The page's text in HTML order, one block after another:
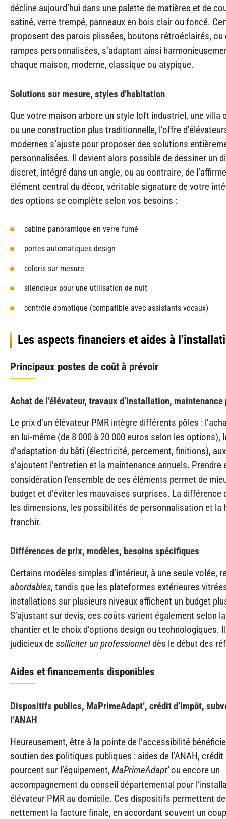
décline aujourd’hui dans une palette de matières et de
satiné, verre trempé, panneaux en bois clair ou foncé.
proposent des parois plissées, boutons rétroéclairés, ou
rampes personnalisées, s’adaptant ainsi
chaque maison, moderne, classique ou atypique.
Solutions sur mesure, styles d’habitation
Que votre maison arbore un style loft industriel, une villa
ou une construction plus traditionnelle, l’offre
modernes s’ajuste pour proposer des solutions
personnalisées. Il devient alors possible de dessiner un
discret, intégré dans un angle, ou au contraire, de
élément central du décor, véritable signature de votre
des options se complète selon vos besoins :
cabine panoramique en verre fumé
portes automatiques design
coloris sur mesure
silencieux pour une utilisation de nuit
contrôle domotique (compatible avec assistants vocaux)
Les aspects financiers et aides à
Principaux postes de coût à prévoir
Achat de l’élévateur, travaux d’installation,
Le prix d’un élévateur PMR intègre différents pôles :
en lui-même (de 8 000 à 20 000 euros selon les options),
d’adaptation du bâti (électricité, percement, finitions),
s’ajoutent l’entretien et la maintenance annuels. Prendre
considération l’ensemble de ces éléments permet de
budget et d’éviter les mauvaises surprises. La différence
les dimensions, les possibilités de personnalisation et la
franchir.
Différences de prix, modèles, besoins spécifiques
Certains modèles simples d’intérieur, à une seule volée,
abordables, tandis que les plateformes extérieures
installations sur plusieurs niveaux affichent un budget
S’ajustant sur devis, ces coûts varient également selon
chantier et le choix d’options design ou technologiques.
judicieux desolliciter un professionneldès le début des
Aides et financements disponibles
Dispositifs publics, MaPrimeAdapt’, crédit d’impôt,
l’ANAH
Heureusement, être à la pointe de l’accessibilité
soutien des politiques publiques : aides de l’ANAH, crédit
pourcent sur l’équipement, MaPrimeAdapt’ou encore un
accompagnement du conseil départemental pour
élévateur PMR au domicile. Ces dispositifs permettent
nettement la facture finale, en accordant souvent un